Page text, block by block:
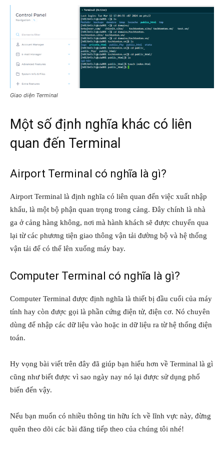
Giao diện Terminal
Một số định nghĩa khác có liên
quan đến Terminal
Airport Terminal có nghĩa là gì?
Airport Terminal là định nghĩa có liên quan đến việc xuất nhập
khẩu, là một bộ phận quan trọng trong cảng. Đây chính là nhà
ga ở cảng hàng không, nơi mà hành khách sẽ được chuyển qua
lại từ các phương tiện giao thông vận tải đường bộ và hệ thống
vận tải để có thể lên xuống máy bay.
Computer Terminal có nghĩa là gì?
Computer Terminal được định nghĩa là thiết bị đầu cuối của máy
tính hay còn được gọi là phần cứng điện tử, điện cơ. Nó chuyên
dùng để nhập các dữ liệu vào hoặc in dữ liệu ra từ hệ thống điện
toán.
Hy vọng bài viết trên đây đã giúp bạn hiểu hơn về Terminal là gì
cũng như biết được vì sao ngày nay nó lại được sử dụng phổ
biến đến vậy.
Nếu bạn muốn có nhiều thông tin hữu ích về lĩnh vực này, đừng
quên theo dõi các bài đăng tiếp theo của chúng tôi nhé!